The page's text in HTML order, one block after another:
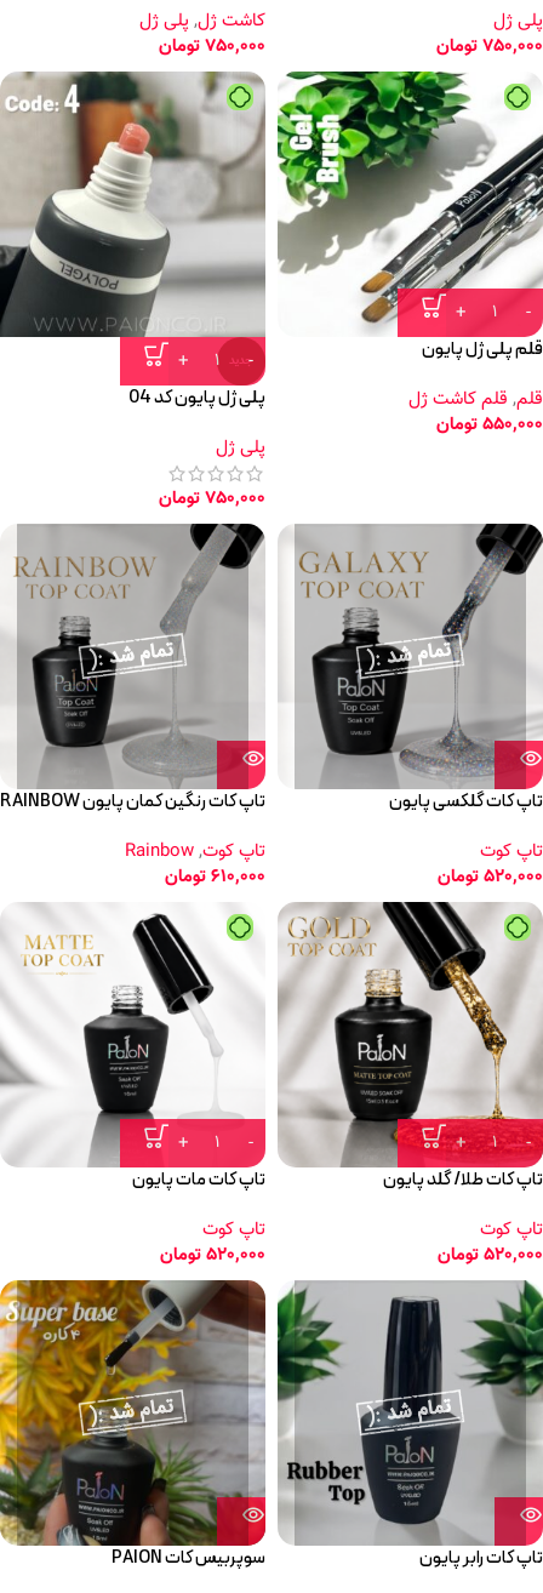
پلی ژل
750,000تومان
کاشت ژل, پلی ژل
750,000تومان
قلم پلی ژل پایون
قلم, قلم کاشت ژل
550,000تومان
جدید
پلی ژل پایون کد 04
پلی ژل
750,000تومان
تاپ کات گلکسی پایون
تاپ کوت
520,000تومان
تاپ کات رنگین کمان پایون RAINBOW
تاپ کوت,
Rainbow
610,000تومان
تاپ کات طلا/ گلد پایون
تاپ کوت
520,000تومان
تاپ کات مات پایون
تاپ کوت
520,000تومان
تاپ کات رابر پایون
سوپربیس کات PAION